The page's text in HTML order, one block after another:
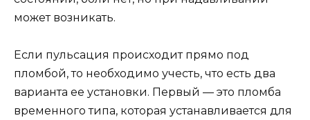
может возникать.
Если пульсация происходит прямо под
пломбой, то необходимо учесть, что есть два
варианта ее установки. Первый — это пломба
временного типа, которая устанавливается для